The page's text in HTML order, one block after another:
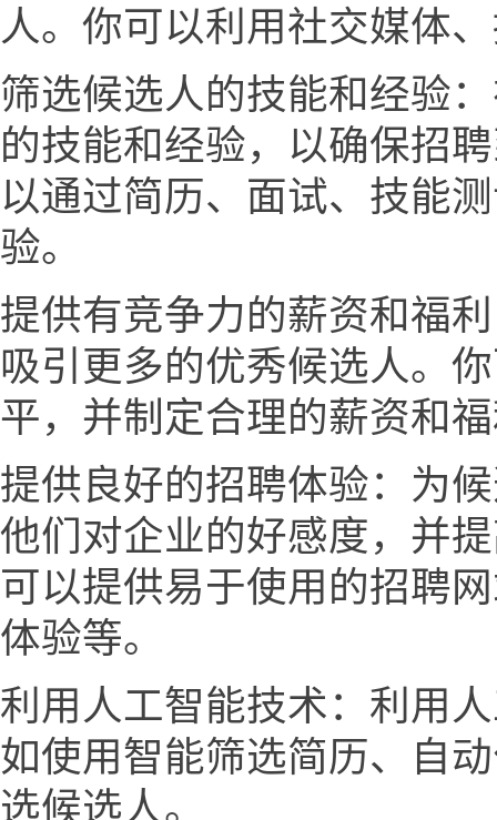
人。你可以利用社交媒体
筛选候选人的技能和经验
的技能和经验，以确保招
以通过简历、面试、技能
验。
提供有竞争力的薪资和福
吸引更多的优秀候选人。
平，并制定合理的薪资和
提供良好的招聘体验：为
他们对企业的好感度，并
可以提供易于使用的招聘
体验等。
利用人工智能技术：利用
如使用智能筛选简历、自
选候选人。